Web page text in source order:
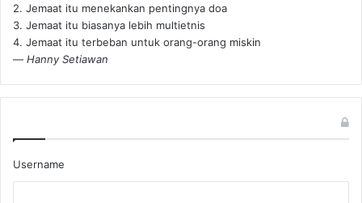
2. Jemaat itu menekankan pentingnya doa
3. Jemaat itu biasanya lebih multietnis
4. Jemaat itu terbeban untuk orang-orang miskin
— Hanny Setiawan
Username